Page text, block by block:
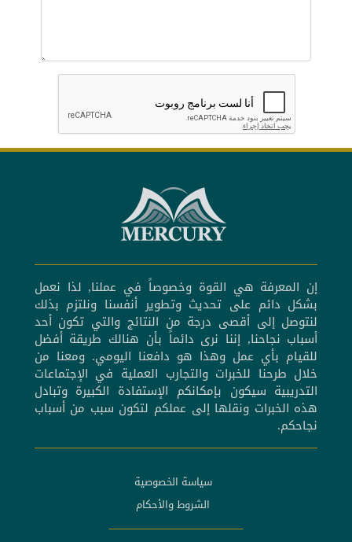
إن المعرفة هي القوة وخصوصاً في عملنا, لذا نعمل
بشكل دائم على تحديث وتطوير أنفسنا ونلتزم بذلك
لنتوصل إلى أقصى درجة من النتائج والتي تكون أحد
أسباب نجاحنا, إننا نرى دائماً بأن هنالك طريقة أفضل
للقيام بأي عمل وهذا هو دافعنا اليومي. ومعنا من
خلال طرحنا للخبرات والتجارب العملية في الإجتماعات
التدريبية سيكون بإمكانكم الإستفادة الكبيرة وتبادل
هذه الخبرات ونقلها إلى عملكم لتكون سبب من أسباب
نجاحكم.
سياسة الخصوصية
الشروط والأحكام